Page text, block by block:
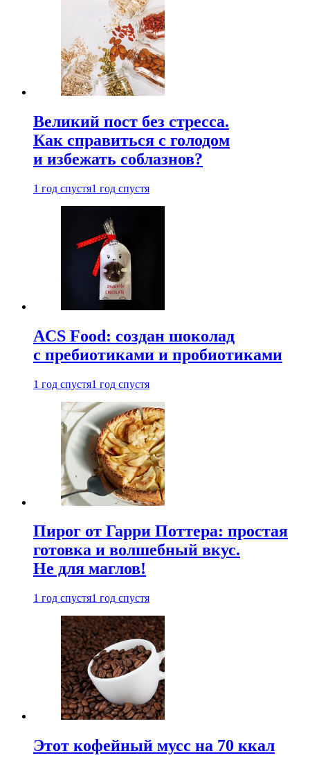
Великий пост без стресса.
Как справиться с голодом
и избежать соблазнов?
1 год спустя1 год спустя
ACS Food: создан шоколад
с пребиотиками и пробиотиками
1 год спустя1 год спустя
Пирог от Гарри Поттера: простая
готовка и волшебный вкус.
Не для маглов!
1 год спустя1 год спустя
Этот кофейный мусс на 70 ккал